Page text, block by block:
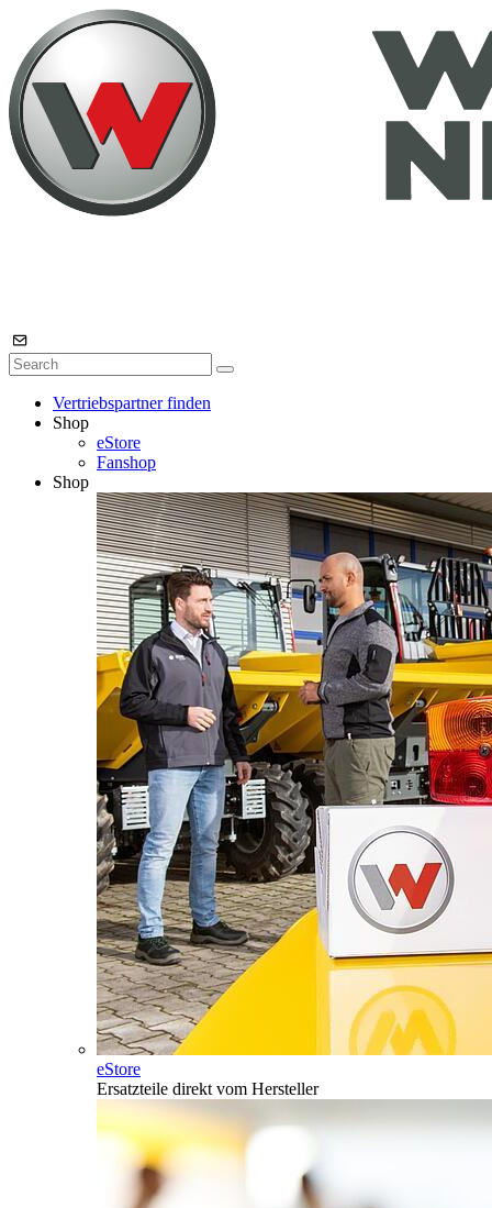
Vertriebspartner finden
Shop
eStore
Fanshop
Shop
eStore
Ersatzteile direkt vom Hersteller